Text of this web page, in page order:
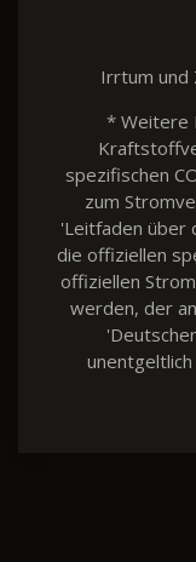
Irrtum und
* Weitere
spezifischen
zum
'Leitfaden über
die offiziellen
offiziellen
werden, der